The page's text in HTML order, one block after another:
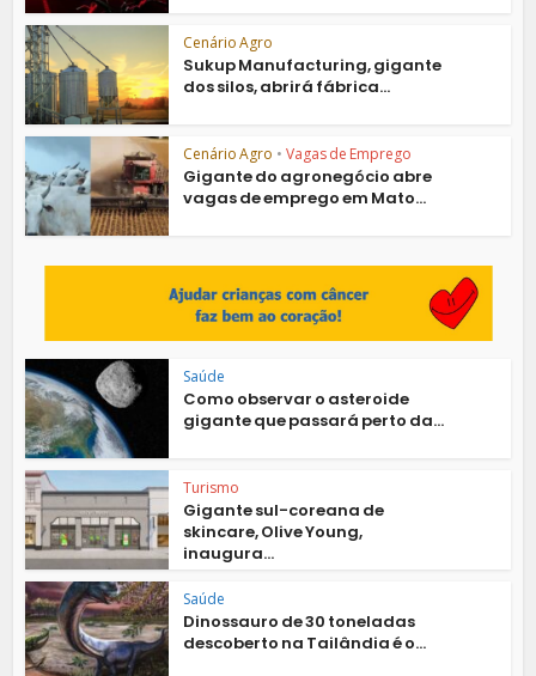
Cenário Agro
Sukup Manufacturing, gigante
dos silos, abrirá fábrica...
Cenário Agro • Vagas de Emprego
Gigante do agronegócio abre
vagas de emprego em Mato...
Saúde
Como observar o asteroide
gigante que passará perto da...
Turismo
Gigante sul-coreana de
skincare, Olive Young,
inaugura...
Saúde
Dinossauro de 30 toneladas
descoberto na Tailândia é o...